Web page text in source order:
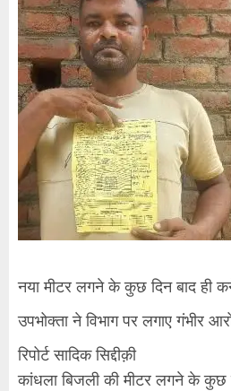
नया मीटर लगने के कुछ दिन बाद ही
उपभोक्ता ने विभाग पर लगाए गंभीर
रिपोर्ट सादिक सिद्दीक़ी
कांधला बिजली की मीटर लगने के कुछ